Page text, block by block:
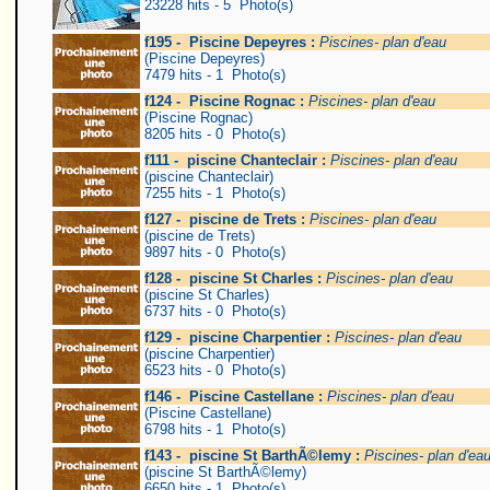
23228 hits - 5 Photo(s)
f195 - Piscine Depeyres : Piscines- plan d'eau
(Piscine Depeyres)
7479 hits - 1 Photo(s)
f124 - Piscine Rognac : Piscines- plan d'eau
(Piscine Rognac)
8205 hits - 0 Photo(s)
f111 - piscine Chanteclair : Piscines- plan d'eau
(piscine Chanteclair)
7255 hits - 1 Photo(s)
f127 - piscine de Trets : Piscines- plan d'eau
(piscine de Trets)
9897 hits - 0 Photo(s)
f128 - piscine St Charles : Piscines- plan d'eau
(piscine St Charles)
6737 hits - 0 Photo(s)
f129 - piscine Charpentier : Piscines- plan d'eau
(piscine Charpentier)
6523 hits - 0 Photo(s)
f146 - Piscine Castellane : Piscines- plan d'eau
(Piscine Castellane)
6798 hits - 1 Photo(s)
f143 - piscine St BarthÃ©lemy : Piscines- plan d'eau
(piscine St BarthÃ©lemy)